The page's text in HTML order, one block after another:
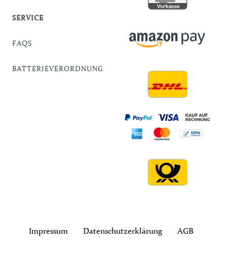
SERVICE
FAQS
BATTERIEVERORDNUNG
Impressum Daten­schutz­erklärung AGB